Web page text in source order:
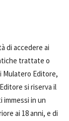
di accedere ai
trattate o
Mulatero Editore,
si riserva il
in un
ai 18 anni, e di